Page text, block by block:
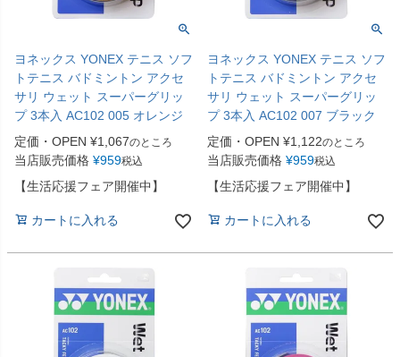
ヨネックス YONEX テニス ソフ
トテニス バドミントン アクセ
サリ ウェット スーパーグリッ
プ 3本入 AC102 005 オレンジ
定価・OPEN ¥1,067のところ
当店販売価格 ¥959税込
【生活応援フェア開催中】
カートに入れる
ヨネックス YONEX テニス ソフ
トテニス バドミントン アクセ
サリ ウェット スーパーグリッ
プ 3本入 AC102 007 ブラック
定価・OPEN ¥1,122のところ
当店販売価格 ¥959税込
【生活応援フェア開催中】
カートに入れる